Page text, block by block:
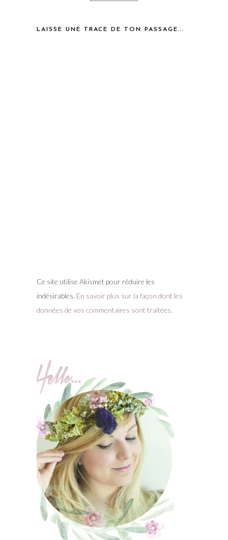
LAISSE UNE TRACE DE TON PASSAGE...
Ce site utilise Akismet pour réduire les
indésirables. En savoir plus sur la façon dont les
données de vos commentaires sont traitées.